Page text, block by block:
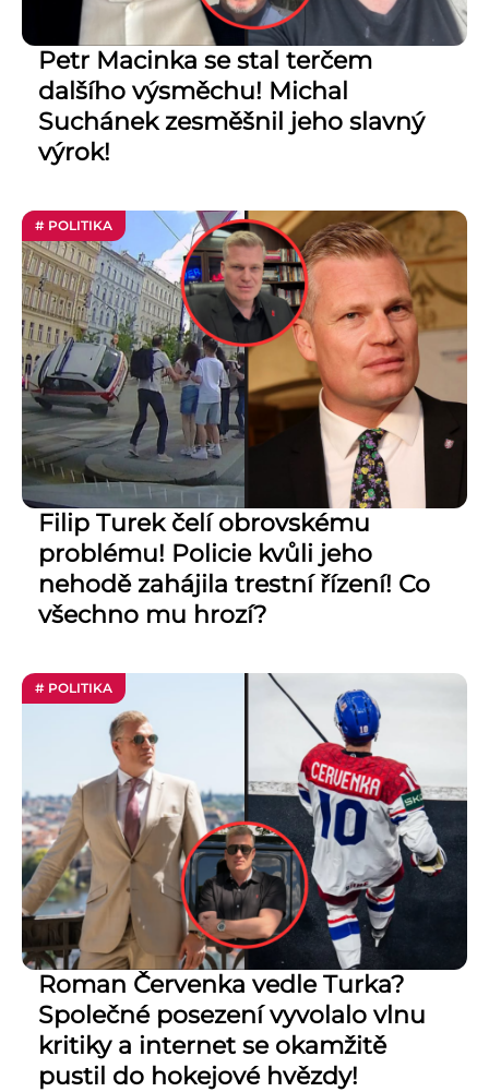
Petr Macinka se stal terčem
dalšího výsměchu! Michal
Suchánek zesměšnil jeho slavný
výrok!
# POLITIKA
Filip Turek čelí obrovskému
problému! Policie kvůli jeho
nehodě zahájila trestní řízení! Co
všechno mu hrozí?
# POLITIKA
Roman Červenka vedle Turka?
Společné posezení vyvolalo vlnu
kritiky a internet se okamžitě
pustil do hokejové hvězdy!